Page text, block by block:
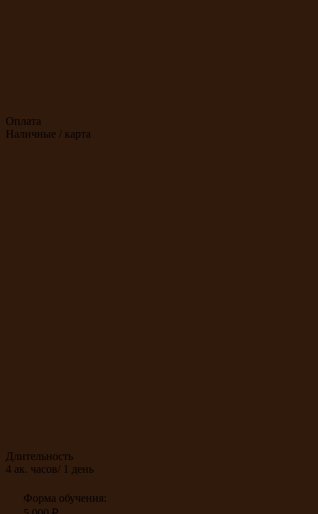
Оплата
Наличные / карта
Длительность
4 ак. часов/ 1 день
Форма обучения: